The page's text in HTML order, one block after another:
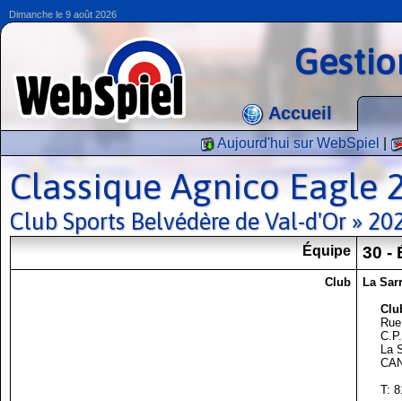
Dimanche le 9 août 2026
Accueil
Aujourd'hui sur WebSpiel
Classique Agnico Eagle
Club Sports Belvédère de Val-d'Or »
Équipe 30 -
Club
La
La
T: